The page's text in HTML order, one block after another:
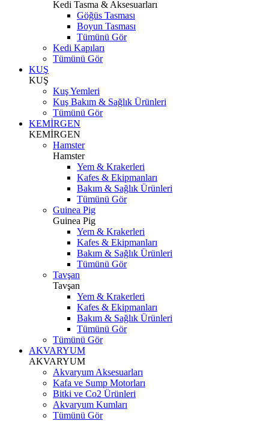
Kedi Tasma & Aksesuarları
Göğüs Tasması
Boyun Tasması
Tümünü Gör
Kedi Kapıları
Tümünü Gör
KUŞ
KUŞ
Kuş Yemleri
Kuş Bakım & Sağlık Ürünleri
Tümünü Gör
KEMİRGEN
KEMİRGEN
Hamster
Hamster
Yem & Krakerleri
Kafes & Ekipmanları
Bakım & Sağlık Ürünleri
Tümünü Gör
Guinea Pig
Guinea Pig
Yem & Krakerleri
Kafes & Ekipmanları
Bakım & Sağlık Ürünleri
Tümünü Gör
Tavşan
Tavşan
Yem & Krakerleri
Kafes & Ekipmanları
Bakım & Sağlık Ürünleri
Tümünü Gör
Tümünü Gör
AKVARYUM
AKVARYUM
Akvaryum Aksesuarları
Kafa ve Sump Motorları
Bitki ve Co2 Ürünleri
Akvaryum Kumları
Tümünü Gör